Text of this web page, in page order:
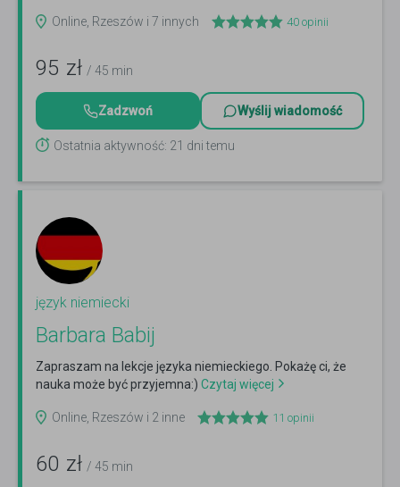
Online, Rzeszów i 7 innych 40 opinii
95 zł / 45 min
Zadzwoń Wyślij wiadomość
Ostatnia aktywność: 21 dni temu
język niemiecki
Barbara Babij
Zapraszam na lekcje języka niemieckiego. Pokażę ci, że
nauka może być przyjemna:) Czytaj więcej
Online, Rzeszów i 2 inne 11 opinii
60 zł / 45 min